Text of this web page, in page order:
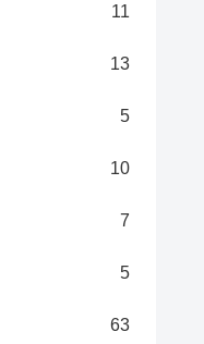
11
13
5
10
7
5
63